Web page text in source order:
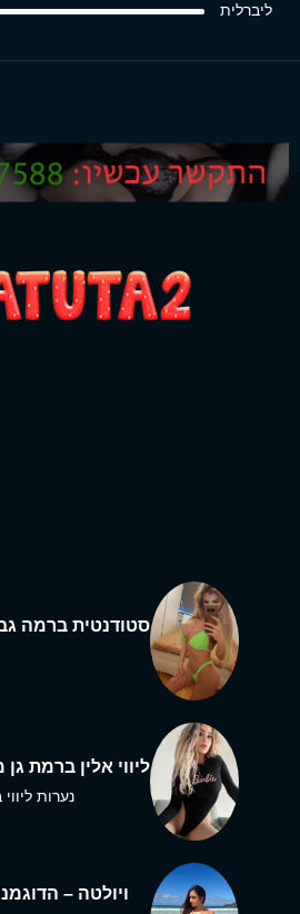
ליברלית
סטודנטית ברמה
ליווי אלין ברמת גן
נערות
ויולטה –